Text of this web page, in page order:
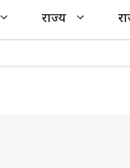
राज्य